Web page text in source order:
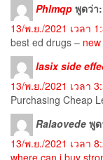
Phlmqp พูดว่า:
13/พ.ย./2021 เวลา
best ed drugs –
lasix side
13/พ.ย./2021 เวลา
Purchasing Cheap
Ralaovede พู
13/พ.ย./2021 เวลา